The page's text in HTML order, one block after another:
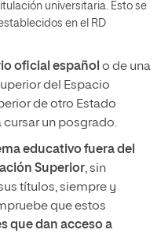
universitaria. Esto se
en el RD
oficial español o de una
del Espacio
de otro Estado
un posgrado.
educativo fuera del
Superior, sin
títulos, siempre y
que estos
que dan acceso a